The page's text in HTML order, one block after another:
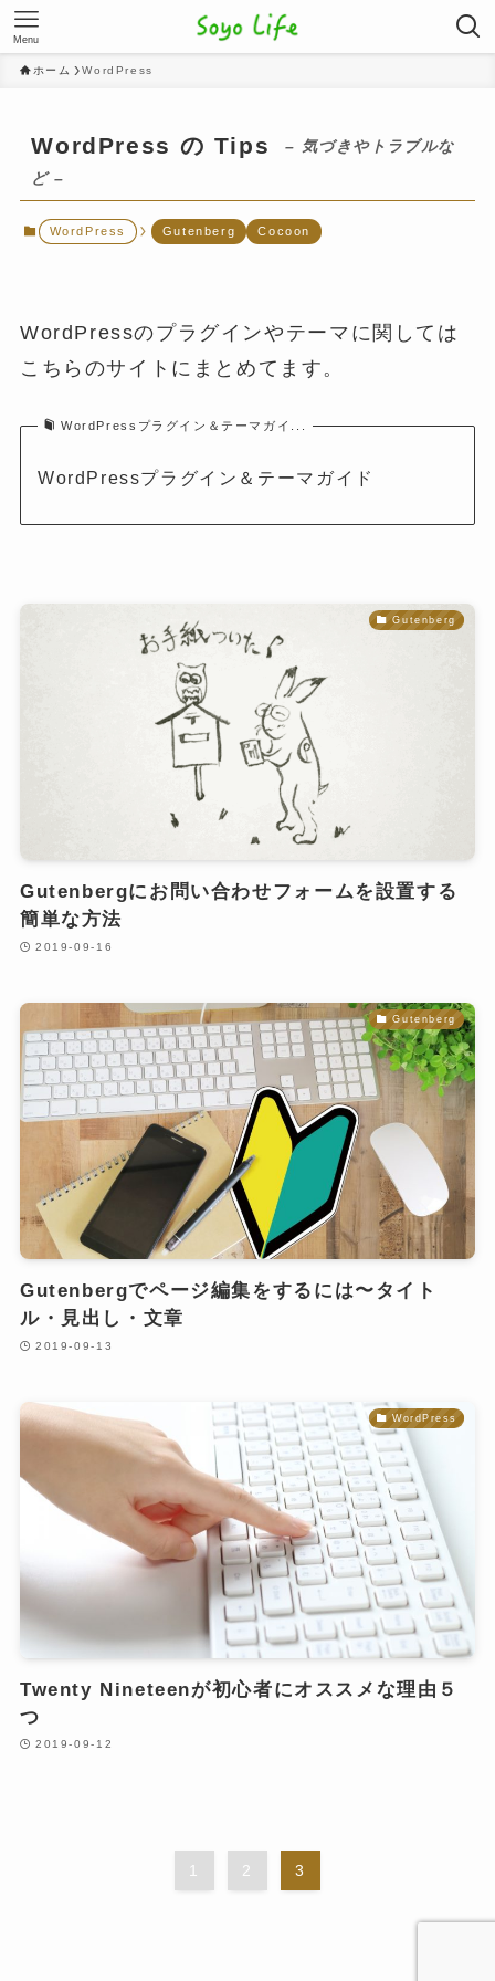
Menu
ホーム WordPress
WordPress の Tips
– 気づきやトラブルな
ど –
WordPress Gutenberg Cocoon
WordPressのプラグインやテーマに関しては
こちらのサイトにまとめてます。
WordPressプラグイン＆テーマガイ...
WordPressプラグイン＆テーマガイド
Gutenberg
Gutenbergにお問い合わせフォームを設置する
簡単な方法
2019-09-16
Gutenberg
Gutenbergでページ編集をするには〜タイト
ル・見出し・文章
2019-09-13
WordPress
Twenty Nineteenが初心者にオススメな理由５
つ
2019-09-12
1 2 3